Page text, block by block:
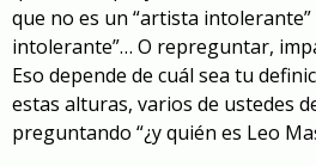
que no es un “artista
intolerante”… O repreguntar,
Eso depende de cuál sea tu
estas alturas, varios de ustedes
preguntando “¿yquién es Leo